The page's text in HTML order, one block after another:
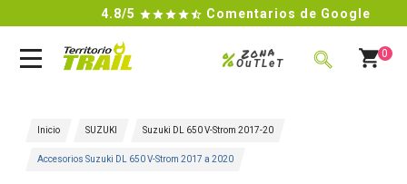
4.8/5Comentarios de Google
Zona
%OuTLeT
0
Inicio SUZUKI Suzuki DL 650 V-Strom 2017-20
Accesorios Suzuki DL 650 V-Strom 2017 a 2020